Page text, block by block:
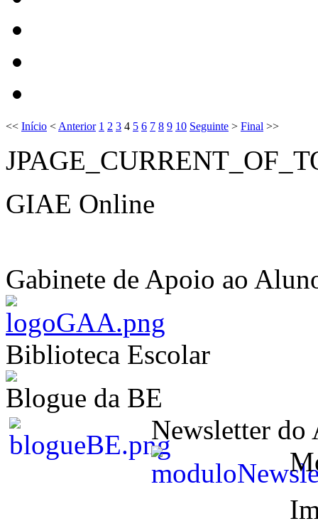
<< Início <Anterior 1 2 3 4 5 6 7 8 9 10 Seguinte > Final >>
GIAE Online
Gabinete de Apoio ao
Biblioteca Escolar
Blogue da BE
Newsletter do